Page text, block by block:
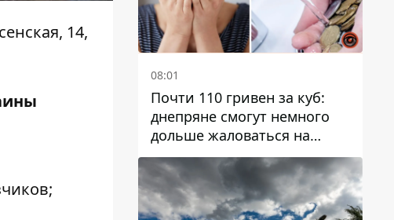
14,
08:01
Почти 110 гривен за куб:
днепряне смогут немного
дольше жаловаться на
запланированные тарифы
на воду на 2027 год